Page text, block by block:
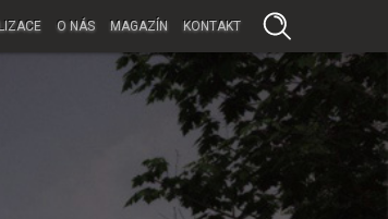
KONTAKT
MAGAZÍN
O NÁS